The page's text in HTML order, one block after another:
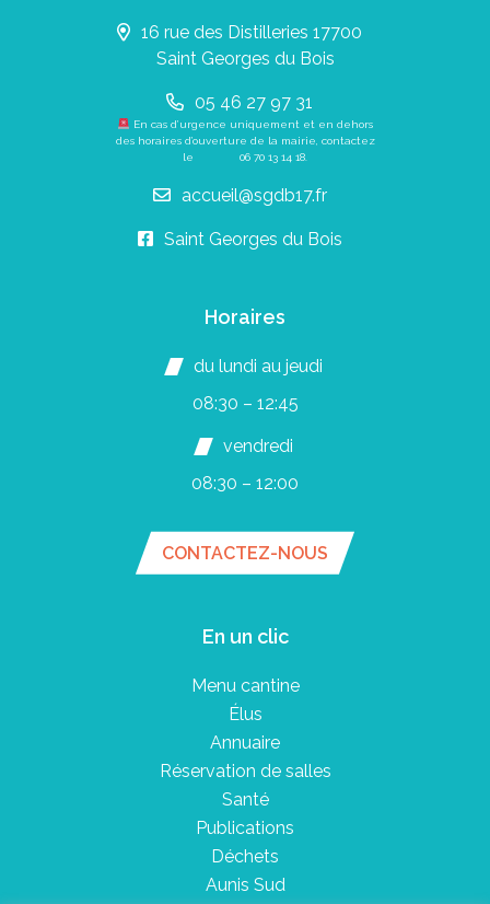
16 rue des Distilleries 17700
Saint Georges du Bois
05 46 27 97 31
En cas d’urgence uniquement et en dehors
des horaires d’ouverture de la mairie, contactez
le 06 70 13 14 18.
accueil@sgdb17.fr
Saint Georges du Bois
Horaires
du lundi au jeudi
08:30 – 12:45
vendredi
08:30 – 12:00
CONTACTEZ-NOUS
En un clic
Menu cantine
Élus
Annuaire
Réservation de salles
Santé
Publications
Déchets
Aunis Sud